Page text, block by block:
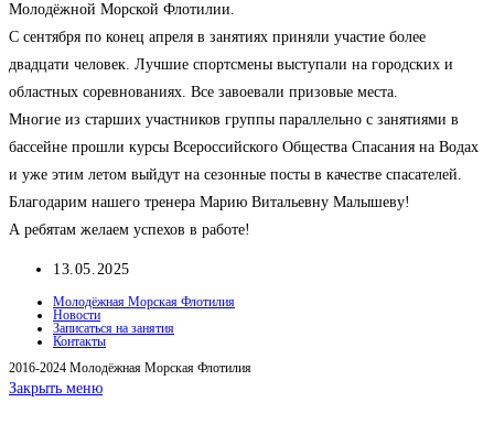
Молодёжной Морской Флотилии.
С сентября по конец апреля в занятиях приняли участие более
двадцати человек. Лучшие спортсмены выступали на городских и
областных соревнованиях. Все завоевали призовые места.
Многие из старших участников группы параллельно с занятиями в
бассейне прошли курсы Всероссийского Общества Спасания на Водах
и уже этим летом выйдут на сезонные посты в качестве спасателей.
Благодарим нашего тренера Марию Витальевну Малышеву!
А ребятам желаем успехов в работе!
Запись
13.05.2025
Молодёжная Морская Флотилия
Новости
Записаться на занятия
Контакты
2016-2024 Молодёжная Морская Флотилия
Закрыть меню